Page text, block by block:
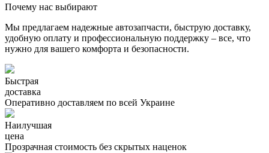
Почему нас выбирают
Мы предлагаем надежные автозапчасти, быструю доставку,
удобную оплату и профессиональную поддержку – все, что
нужно для вашего комфорта и безопасности.
Быстрая
доставка
Оперативно доставляем по всей Украине
Наилучшая
цена
Прозрачная стоимость без скрытых наценок